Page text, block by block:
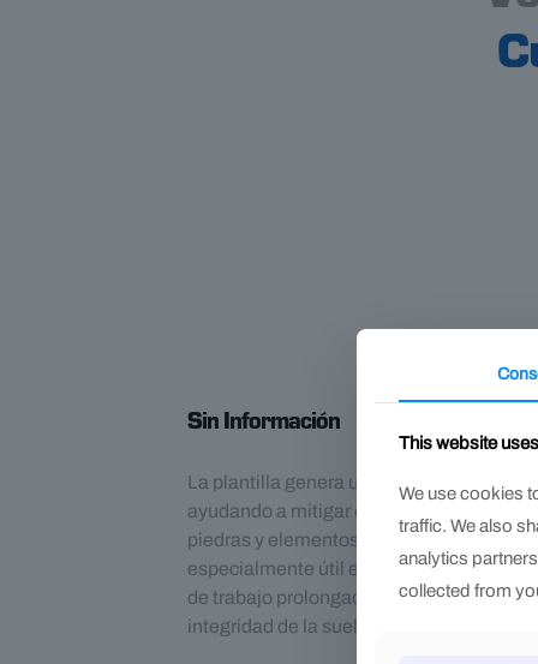
Sin Información
La plantilla genera una barrera entre la
ayudando a mitigar el riesgo de
piedras y elementos cortantes. Este
especialmente útil en rutas sobre firme
de trabajo prolongadas, donde se busca
integridad de la suela.
This website
We use cookies
traffic. We also
analytics
collected from